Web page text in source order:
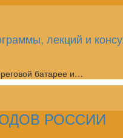
лекций и
батарее и…
РОССИИ